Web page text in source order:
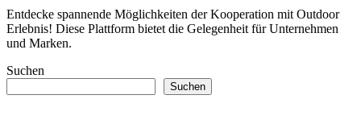
Entdecke spannende Möglichkeiten der Kooperation mit Outdoor
Erlebnis! Diese Plattform bietet die Gelegenheit für Unternehmen
und Marken.
Suchen
Suchen